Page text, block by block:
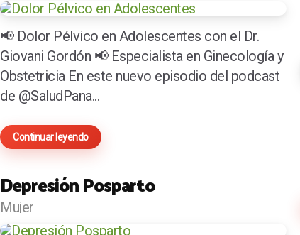
📢 Dolor Pélvico en Adolescentes con el Dr.
Giovani Gordón 📢 Especialista en Ginecología y
Obstetricia En este nuevo episodio del podcast
de @SaludPana...
Continuar leyendo
Depresión Posparto
Mujer